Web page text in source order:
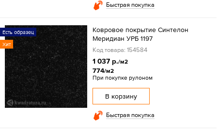
Быстрая покупка
Есть образец
Хит
Ковровое покрытие Синтелон
Меридиан УРБ 1197
Код товара: 154584
1 037 р./м2
774/м2
При покупке рулоном
В корзину
Быстрая покупка